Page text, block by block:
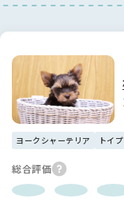
ヨークシャーテリア トイ
総合評価